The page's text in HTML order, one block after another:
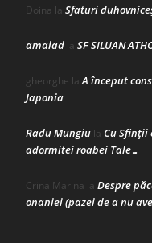
Doina la Sfaturi
amalad la SF SILUAN
gheorghe laA început
Japonia
Radu Mungiu la Cu Sfinții
adormitei roabei Tale…
Crina Marina la Despre
onaniei (pazei de a nu